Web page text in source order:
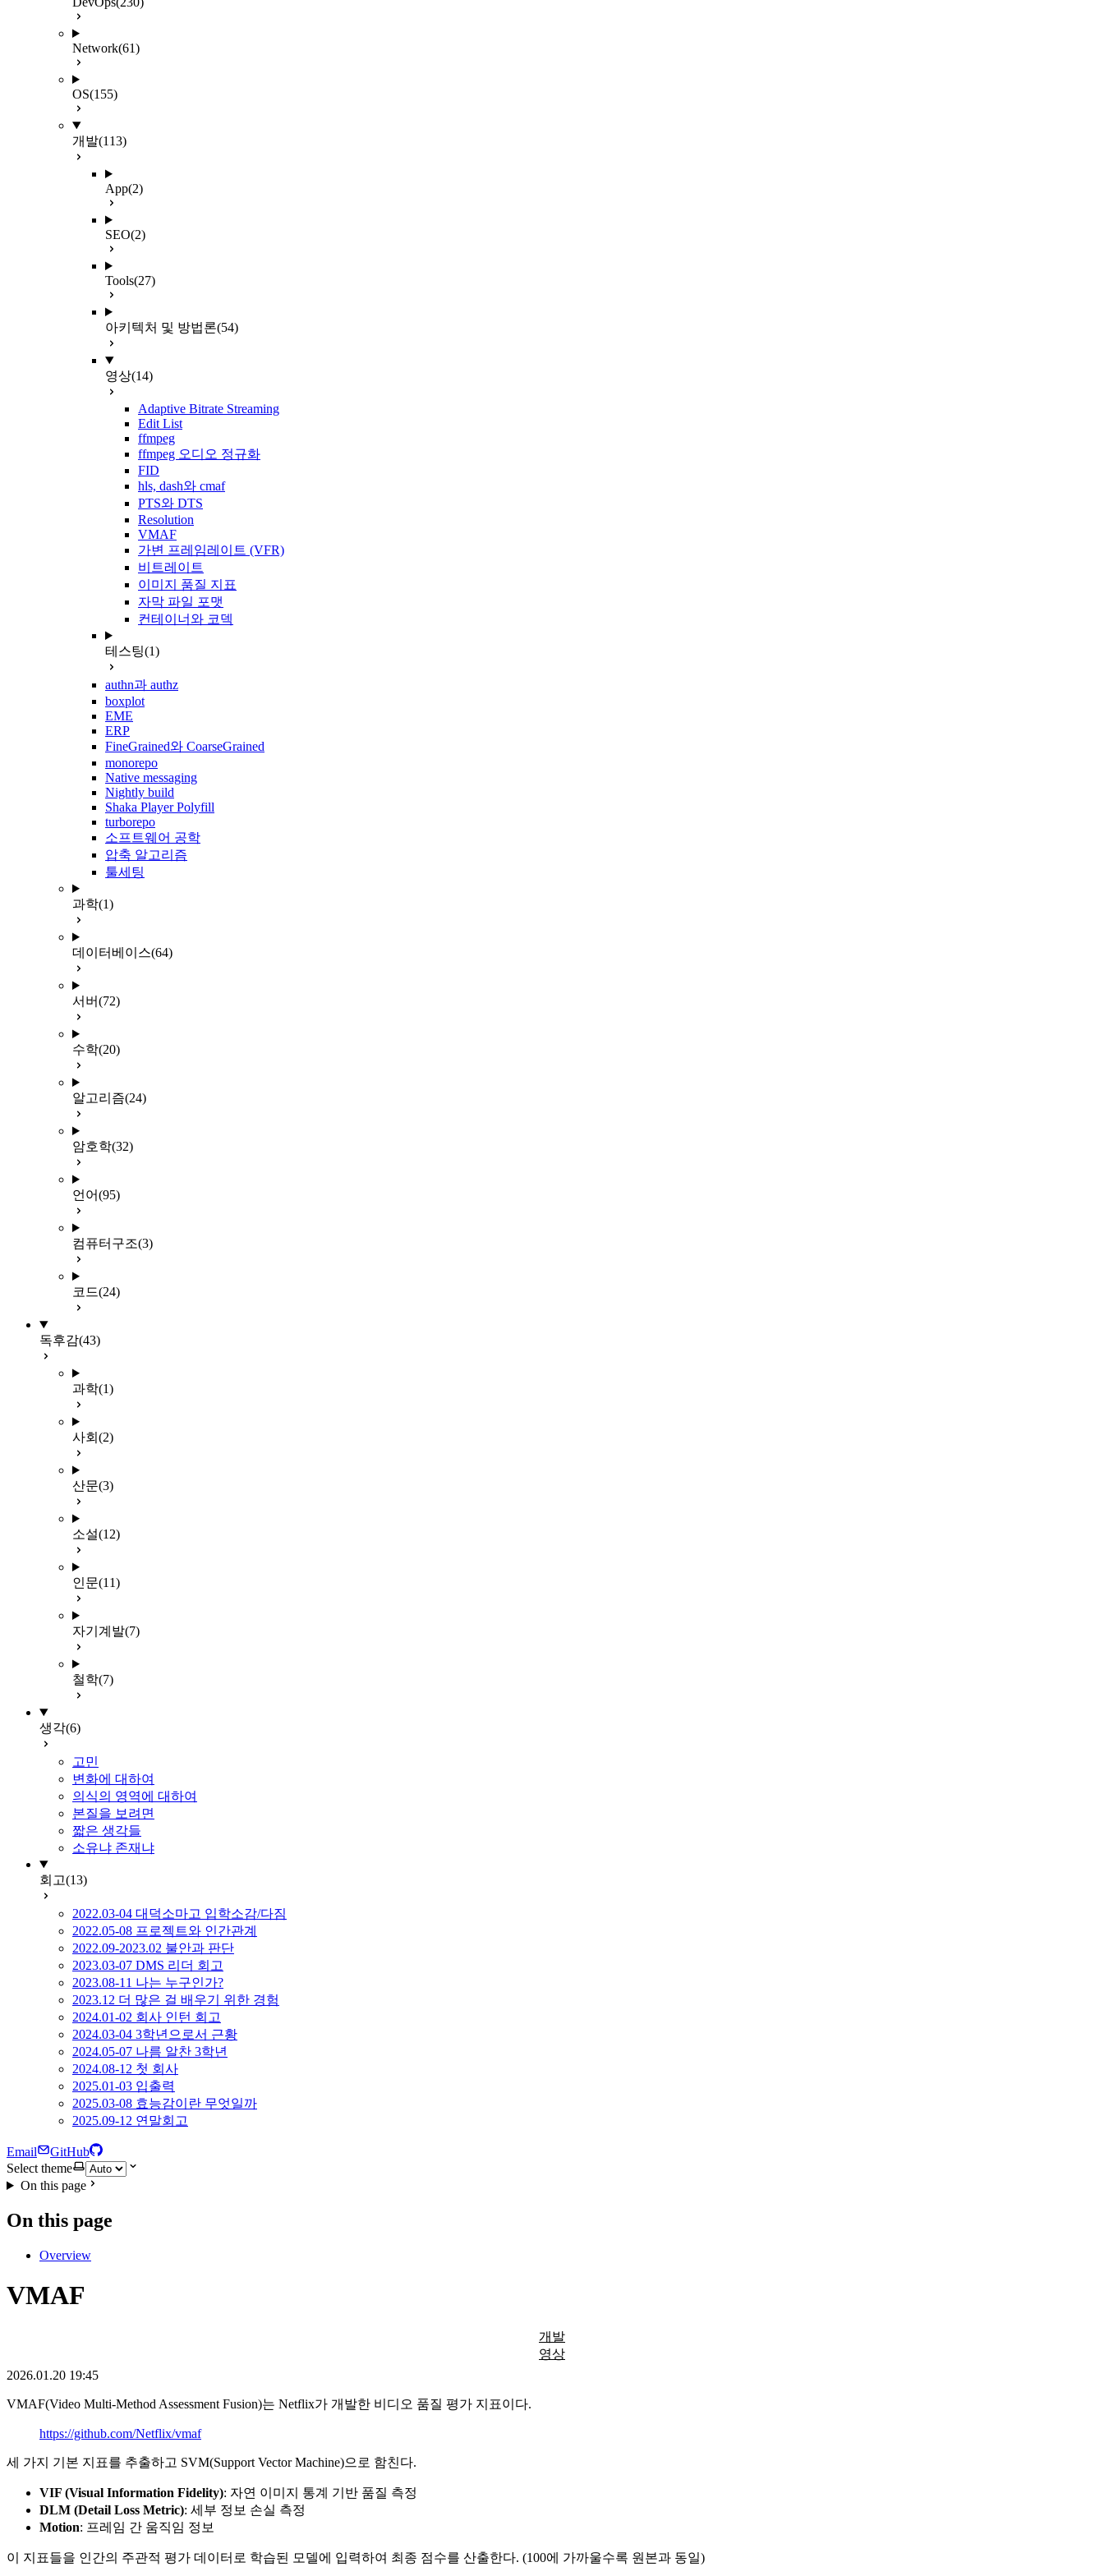
Network(61)
OS(155)
개발(113)
App(2)
SEO(2)
Tools(27)
아키텍처 및 방법론(54)
영상(14)
Adaptive Bitrate Streaming
Edit List
ffmpeg
ffmpeg 오디오 정규화
FID
hls, dash와 cmaf
PTS와 DTS
Resolution
VMAF
가변 프레임레이트 (VFR)
비트레이트
이미지 품질 지표
자막 파일 포맷
컨테이너와 코덱
테스팅(1)
authn과 authz
boxplot
EME
ERP
FineGrained와 CoarseGrained
monorepo
Native messaging
Nightly build
Shaka Player Polyfill
turborepo
소프트웨어 공학
압축 알고리즘
툴세팅
과학(1)
데이터베이스(64)
서버(72)
수학(20)
알고리즘(24)
암호학(32)
언어(95)
컴퓨터구조(3)
코드(24)
독후감(43)
과학(1)
사회 (2)
산문(3)
소설(12)
인문(11)
자기계발(7)
철학(7)
생각(6)
고민
변화에 대하여
의식의 영역에 대하여
본질을 보려면
짧은 생각들
소유냐 존재냐
회고(13)
2022.03-04 대덕소마고 입학소감/다짐
2022.05-08 프로젝트와 인간관계
2022.09-2023.02 불안과 판단
2023.03-07 DMS 리더 회고
2023.08-11 나는 누구인가?
2023.12 더 많은 걸 배우기 위한 경험
2024.01-02 회사 인턴 회고
2024.03-04 3학년으로서 근황
2024.05-07 나름 알찬 3학년
2024.08-12 첫 회사
2025.01-03 입출력
2025.03-08 효능감이란 무엇일까
2025.09-12 연말회고
Email
GitHub
Select theme
On this page
On this page
Overview
VMAF
개발
영상
2026.01.20 19:45
VMAF(Video Multi-Method Assessment Fusion)는 Netflix가 개발한 비디오 품질 평가 지표이다.
https://github.com/Netflix/vmaf
세 가지 기본 지표를 추출하고 SVM(Support Vector Machine)으로 함친다.
VIF (Visual Information Fidelity): 자연 이미지 통계 기반 품질 측정
DLM (Detail Loss Metric): 세부 정보 손실 측정
Motion: 프레임 간 움직임 정보
이 지표들을 인간의 주관적 평가 데이터로 학습된 모델에 입력하여 최종 점수를 산출한다. (100에 가까울수록 원본과 동일)